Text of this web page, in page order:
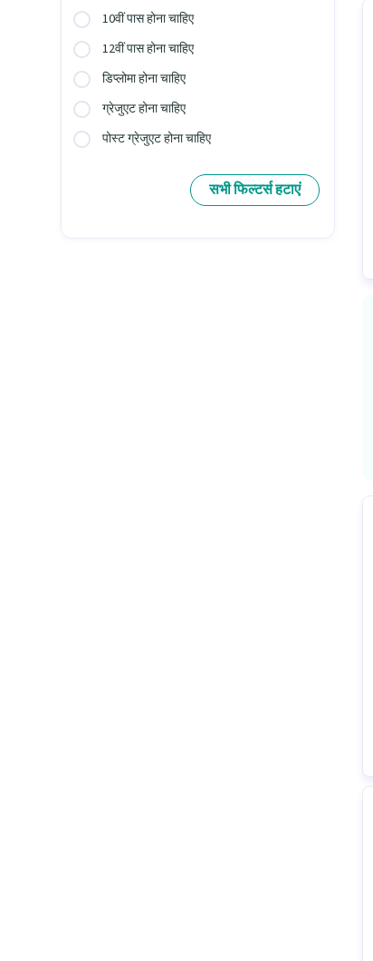
10वीं पास होना चाहिए
12वीं पास होना चाहिए
डिप्लोमा होना चाहिए
ग्रेजुएट होना चाहिए
पोस्ट ग्रेजुएट होना चाहिए
सभी फिल्टर्स हटाएं